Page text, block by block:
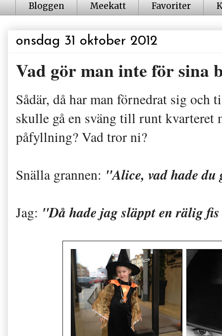
Bloggen Meekatt Favoriter
onsdag 31 oktober 2012
Vad gör man inte för sina
Sådär, då har man förnedrat sig och
skulle gå en sväng till runt kvarteret
påfyllning? Vad tror ni?
Snälla grannen: "Alice, vad hade
Jag: "Då hade jag släppt en rälig